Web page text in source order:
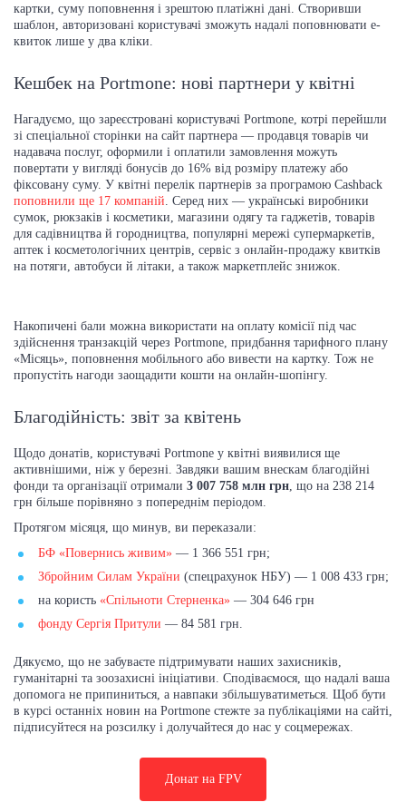
картки, суму поповнення і зрештою платіжні дані. Створивши
шаблон, авторизовані користувачі зможуть надалі поповнювати е-
квиток лише у два кліки.
Кешбек на Portmone: нові партнери у квітні
Нагадуємо, що зареєстровані користувачі Portmone, котрі перейшли
зі спеціальної сторінки на сайт партнера — продавця товарів чи
надавача послуг, оформили і оплатили замовлення можуть
повертати у вигляді бонусів до 16% від розміру платежу або
фіксовану суму. У квітні перелік партнерів за програмою Cashback
поповнили ще 17 компаній . Серед них — українські виробники
сумок, рюкзаків і косметики, магазини одягу та гаджетів, товарів
для садівництва й городництва, популярні мережі супермаркетів,
аптек і косметологічних центрів, сервіс з онлайн-продажу квитків
на потяги, автобуси й літаки, а також маркетплейс знижок.
Накопичені бали можна використати на оплату комісії під час
здійснення транзакцій через Portmone, придбання тарифного плану
«Місяць», поповнення мобільного або вивести на картку. Тож не
пропустіть нагоди заощадити кошти на онлайн-шопінгу.
Благодійність: звіт за квітень
Щодо донатів, користувачі Portmone у квітні виявилися ще
активнішими, ніж у березні. Завдяки вашим внескам благодійні
фонди та організації отримали 3 007 758 млн грн , що на 238 214
грн більше порівняно з попереднім періодом.
Протягом місяця, що минув, ви переказали:
БФ «Повернись живим» — 1 366 551 грн;
Збройним Силам України (спецрахунок НБУ) — 1 008 433 грн;
на користь «Спільноти Стерненка» — 304 646 грн
фонду Сергія Притули — 84 581 грн.
Дякуємо, що не забуваєте підтримувати наших захисників,
гуманітарні та зоозахисні ініціативи. Сподіваємося, що надалі ваша
допомога не припиниться, а навпаки збільшуватиметься. Щоб бути
в курсі останніх новин на Portmone стежте за публікаціями на сайті,
підписуйтеся на розсилку і долучайтеся до нас у соцмережах.
Донат на FPV